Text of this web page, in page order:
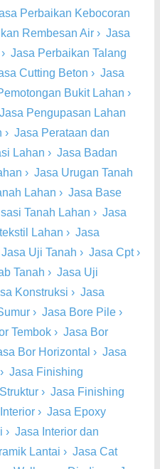
Perbaikan Kebocoran
Rembesan Air › Jasa
› Jasa Perbaikan Talang
Cutting Beton › Jasa
Bukit Lahan ›
Jasa Pengupasan Lahan
› Jasa Perataan dan
Lahan › Jasa Badan
› Jasa Urugan Tanah
Lahan › Jasa Base
Tanah Lahan › Jasa
Lahan › Jasa
Jasa Uji Tanah › Jasa Cpt›
Tanah › Jasa Uji
Konstruksi › Jasa
› Jasa Bore Pile ›
Tembok › Jasa Bor
Bor Horizontal › Jasa
› Jasa Finishing
› Jasa Finishing
› Jasa Epoxy
› Jasa Interior dan
Lantai › Jasa Cat